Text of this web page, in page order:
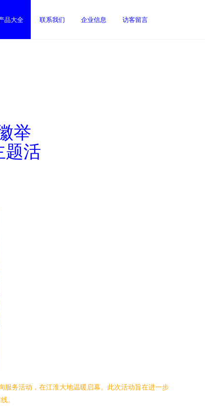
品大全 联系我们 企业信息 访客留言
举
题活
服务活动，在江淮大地温暖启幕。此次活动旨在进一步
。